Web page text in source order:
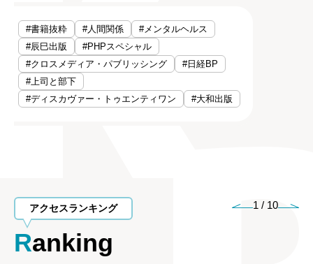
#書籍抜粋 #人間関係
#メンタルヘルス
#辰巳出版
#PHPスペシャル
#クロスメディア・パブリッシング
#日経BP
#上司と部下
#ディスカヴァー・トゥエンティワン
#大和出版
アクセスランキング
Ranking
1 / 10